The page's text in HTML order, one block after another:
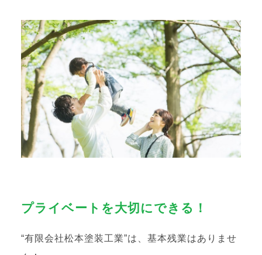
プライベートを大切にできる！
“有限会社松本塗装工業”は、基本残業はありませ